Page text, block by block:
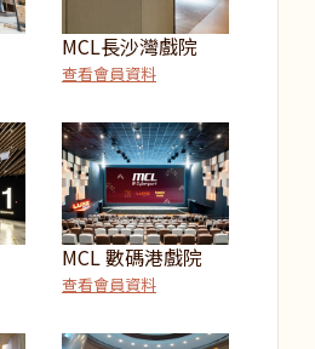
MCL長沙灣戲院
查看會員資料
MCL 數碼港戲院
查看會員資料